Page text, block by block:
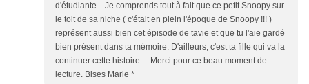
d'étudiante... Je comprends tout à fait que ce petit Snoopy sur
le toit de sa niche ( c'était en plein l'époque de Snoopy !!! )
représent aussi bien cet épisode de tavie et que tu l'aie gardé
bien présent dans ta mémoire. D'ailleurs, c'est ta fille qui va la
continuer cette histoire.... Merci pour ce beau moment de
lecture. Bises Marie *